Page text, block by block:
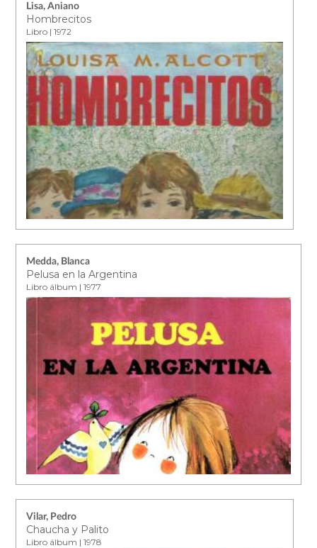
Lisa, Aniano
Hombrecitos
Libro | 1972
Medda, Blanca
Pelusa en la Argentina
Libro álbum | 1977
Vilar, Pedro
Chaucha y Palito
Libro álbum | 1978